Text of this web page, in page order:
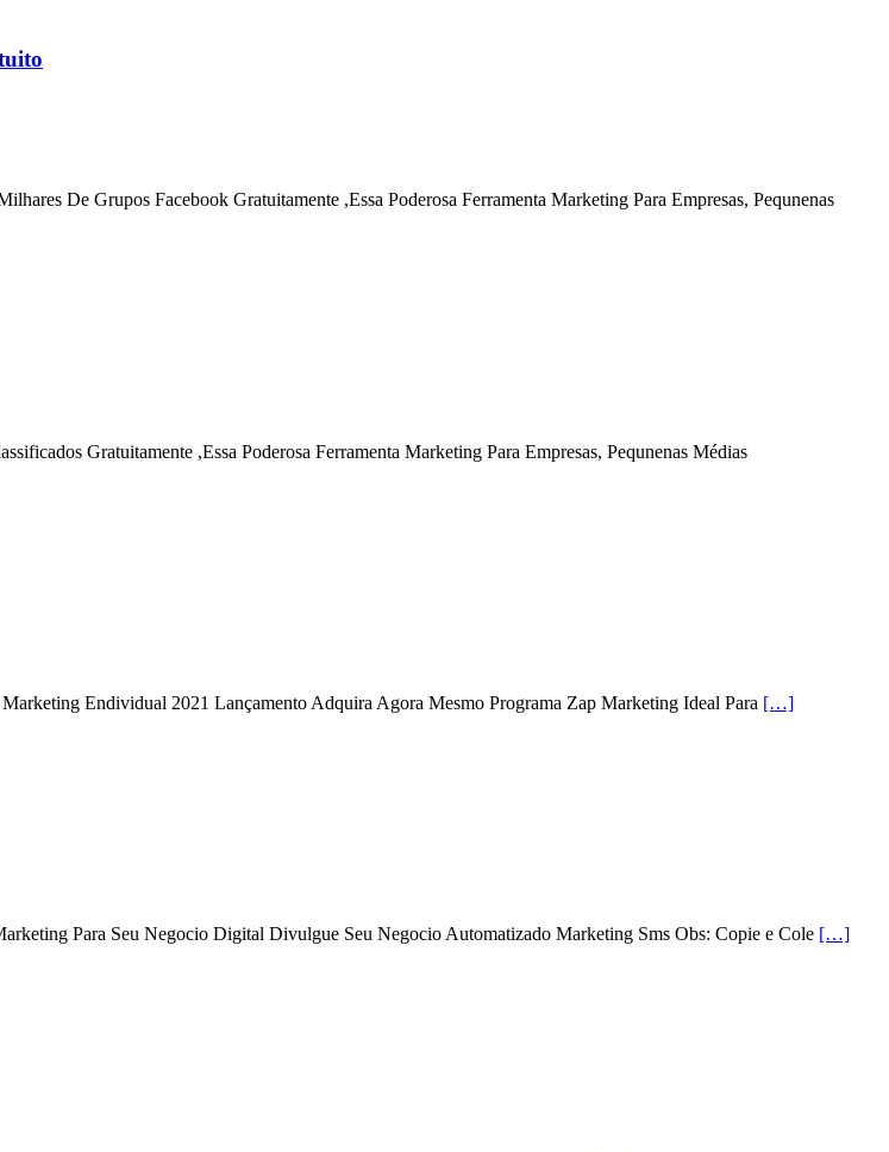
De Grupos Facebook Gratuitamente ,Essa Poderosa Ferramenta Marketing Para Empresas, Pequnenas
Gratuitamente ,Essa Poderosa Ferramenta Marketing Para Empresas, Pequnenas Médias
Endividual 2021 Lançamento Adquira Agora Mesmo Programa Zap Marketing Ideal Para […]
Para Seu Negocio Digital Divulgue Seu Negocio Automatizado Marketing Sms Obs: Copie e Cole […]